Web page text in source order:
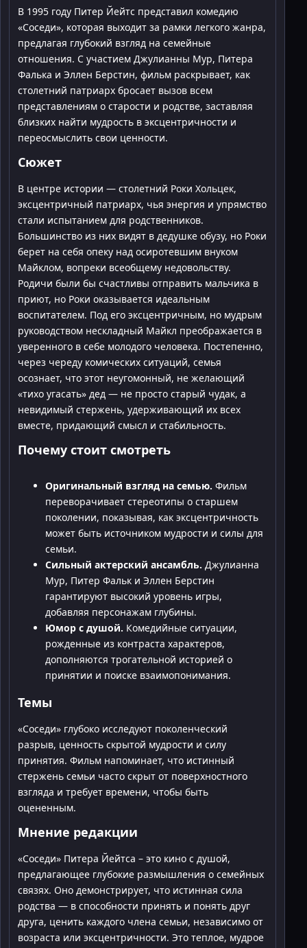
В 1995 году Питер Йейтс представил комедию
«Соседи», которая выходит за рамки легкого жанра,
предлагая глубокий взгляд на семейные
отношения. С участием Джулианны Мур, Питера
Фалька и Эллен Берстин, фильм раскрывает, как
столетний патриарх бросает вызов всем
представлениям о старости и родстве, заставляя
близких найти мудрость в эксцентричности и
переосмыслить свои ценности.
Сюжет
В центре истории — столетний Роки Хольцек,
эксцентричный патриарх, чья энергия и упрямство
стали испытанием для родственников.
Большинство из них видят в дедушке обузу, но Роки
берет на себя опеку над осиротевшим внуком
Майклом, вопреки всеобщему недовольству.
Родичи были бы счастливы отправить мальчика в
приют, но Роки оказывается идеальным
воспитателем. Под его эксцентричным, но мудрым
руководством нескладный Майкл преображается в
уверенного в себе молодого человека. Постепенно,
через череду комических ситуаций, семья
осознает, что этот неугомонный, не желающий
«тихо угасать» дед — не просто старый чудак, а
невидимый стержень, удерживающий их всех
вместе, придающий смысл и стабильность.
Почему стоит смотреть
Оригинальный взгляд на семью. Фильм
переворачивает стереотипы о старшем
поколении, показывая, как эксцентричность
может быть источником мудрости и силы для
семьи.
Сильный актерский ансамбль. Джулианна
Мур, Питер Фальк и Эллен Берстин
гарантируют высокий уровень игры,
добавляя персонажам глубины.
Юмор с душой. Комедийные ситуации,
рожденные из контраста характеров,
дополняются трогательной историей о
принятии и поиске взаимопонимания.
Темы
«Соседи» глубоко исследуют поколенческий
разрыв, ценность скрытой мудрости и силу
принятия. Фильм напоминает, что истинный
стержень семьи часто скрыт от поверхностного
взгляда и требует времени, чтобы быть
оцененным.
Мнение редакции
«Соседи» Питера Йейтса – это кино с душой,
предлагающее глубокие размышления о семейных
связях. Оно демонстрирует, что истинная сила
родства — в способности принять и понять друг
друга, ценить каждого члена семьи, независимо от
возраста или эксцентричности. Это теплое, мудрое